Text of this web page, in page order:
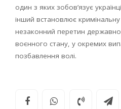
один з яких зобов’язує
інший встановлює кримінальну
незаконний перетин
воєнного стану, у окремих
позбавлення волі.